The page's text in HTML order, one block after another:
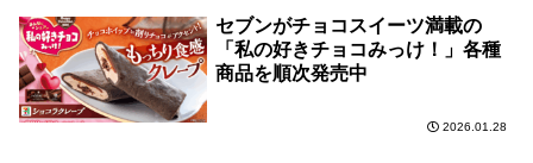
セブンがチョコスイーツ満載の
「私の好きチョコみっけ！」各種
商品を順次発売中
2026.01.28